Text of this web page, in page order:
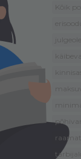
Kõik